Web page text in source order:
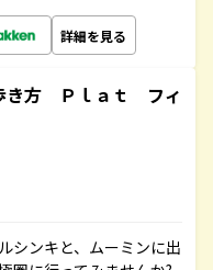
詳細を見る
き方 Ｐｌａｔ フィ
シンキと、ムーミンに出